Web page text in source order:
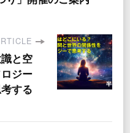
と空
ジー
する